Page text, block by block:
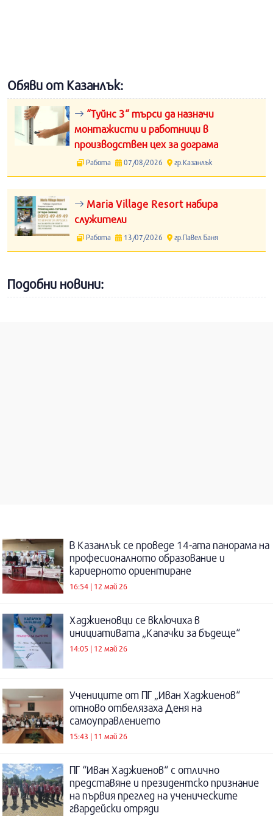
Обяви от Казанлък:
“Туйнс 3“ търси да назначи
монтажисти и работници в
производствен цех за дограма
Работа 07/08/2026 гр.Казанлък
Maria Village Resort набира
служители
Работа 13/07/2026 гр.Павел Баня
Подобни новини:
В Казанлък се проведе 14-ата панорама на
професионалното образование и
кариерното ориентиране
16:54 | 12 май 26
Хаджиеновци се включиха в
инициативата „Капачки за бъдеще“
14:05 | 12 май 26
Учениците от ПГ „Иван Хаджиенов“
отново отбелязаха Деня на
самоуправлението
15:43 | 11 май 26
ПГ “Иван Хаджиенов“ с отлично
представяне и президентско признание
на първия преглед на ученическите
гвардейски отряди